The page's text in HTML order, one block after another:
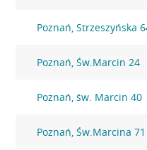
Poznań, Strzeszyńska
Poznań, Św.Marcin 24
Poznań, św. Marcin 40
Poznań, Św.Marcina 71